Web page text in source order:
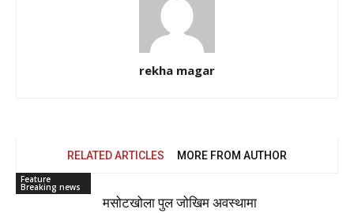
rekha magar
RELATED ARTICLES MORE FROM AUTHOR
Feature
Breaking news
मसोटखोला पुल जोखिम अवस्थामा